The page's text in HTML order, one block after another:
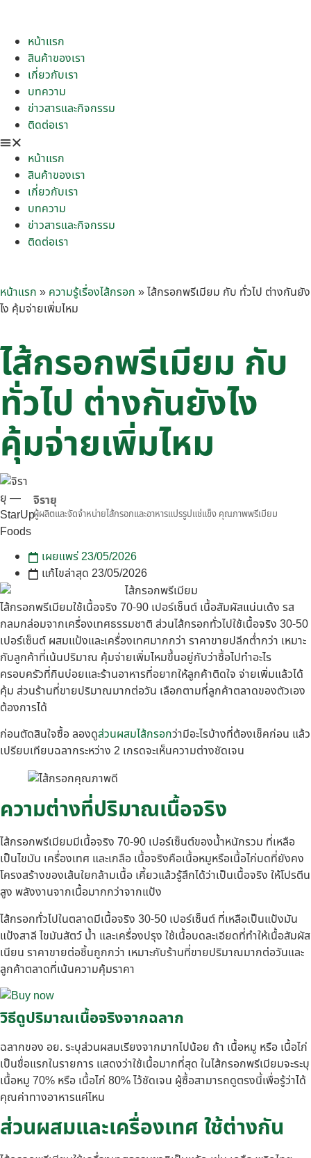
หน้าแรก
สินค้าของเรา
เกี่ยวกับเรา
บทความ
ข่าวสารและกิจกรรม
ติดต่อเรา
หน้าแรก
สินค้าของเรา
เกี่ยวกับเรา
บทความ
ข่าวสารและกิจกรรม
ติดต่อเรา
หน้าแรก » ความรู้เรื่องไส้กรอก »ไส้กรอกพรีเมียม กับ ทั่วไป ต่างกันยัง
ไง คุ้มจ่ายเพิ่มไหม
ไส้กรอกพรีเมียม กับ
ทั่วไป ต่างกันยังไง
คุ้มจ่ายเพิ่มไหม
จิรายุ
ผู้ผลิตและจัดจำหน่ายไส้กรอกและอาหารแปรรูปแช่แข็ง คุณภาพพรีเมียม
เผยแพร่23/05/2026
แก้ไขล่าสุด 23/05/2026
ไส้กรอกพรีเมียมใช้เนื้อจริง 70-90 เปอร์เซ็นต์ เนื้อสัมผัสแน่นเด้ง รส
กลมกล่อมจากเครื่องเทศธรรมชาติ ส่วนไส้กรอกทั่วไปใช้เนื้อจริง 30-50
เปอร์เซ็นต์ ผสมแป้งและเครื่องเทศมากกว่า ราคาขายปลีกต่ำกว่า เหมาะ
กับลูกค้าที่เน้นปริมาณ คุ้มจ่ายเพิ่มไหมขึ้นอยู่กับว่าซื้อไปทำอะไร
ครอบครัวที่กินบ่อยและร้านอาหารที่อยากให้ลูกค้าติดใจ จ่ายเพิ่มแล้วได้
คุ้ม ส่วนร้านที่ขายปริมาณมากต่อวัน เลือกตามที่ลูกค้าตลาดของตัวเอง
ต้องการได้
ก่อนตัดสินใจซื้อ ลองดูส่วนผสมไส้กรอกว่ามีอะไรบ้างที่ต้องเช็คก่อน แล้ว
เปรียบเทียบฉลากระหว่าง 2 เกรดจะเห็นความต่างชัดเจน
ความต่างที่ปริมาณเนื้อจริง
ไส้กรอกพรีเมียมมีเนื้อจริง 70-90 เปอร์เซ็นต์ของน้ำหนักรวม ที่เหลือ
เป็นไขมัน เครื่องเทศ และเกลือ เนื้อจริงคือเนื้อหมูหรือเนื้อไก่บดที่ยังคง
โครงสร้างของเส้นใยกล้ามเนื้อ เคี้ยวแล้วรู้สึกได้ว่าเป็นเนื้อจริง ให้โปรตีน
สูง พลังงานจากเนื้อมากกว่าจากแป้ง
ไส้กรอกทั่วไปในตลาดมีเนื้อจริง 30-50 เปอร์เซ็นต์ ที่เหลือเป็นแป้งมัน
แป้งสาลี ไขมันสัตว์ น้ำ และเครื่องปรุง ใช้เนื้อบดละเอียดที่ทำให้เนื้อสัมผัส
เนียน ราคาขายต่อชิ้นถูกกว่า เหมาะกับร้านที่ขายปริมาณมากต่อวันและ
ลูกค้าตลาดที่เน้นความคุ้มราคา
วิธีดูปริมาณเนื้อจริงจากฉลาก
ฉลากของ อย. ระบุส่วนผสมเรียงจากมากไปน้อย ถ้า เนื้อหมู หรือ เนื้อไก่
เป็นชื่อแรกในรายการ แสดงว่าใช้เนื้อมากที่สุด ในไส้กรอกพรีเมียมจะระบุ
เนื้อหมู 70% หรือ เนื้อไก่ 80% ไว้ชัดเจน ผู้ซื้อสามารถดูตรงนี้เพื่อรู้ว่าได้
คุณค่าทางอาหารแค่ไหน
ส่วนผสมและเครื่องเทศ ใช้ต่างกัน